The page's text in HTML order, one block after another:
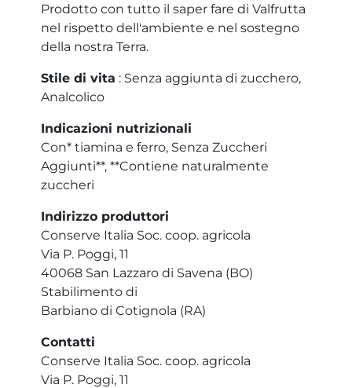
Prodotto con tutto il saper fare di Valfrutta
nel rispetto dell'ambiente e nel sostegno
della nostra Terra.
Stile di vita : Senza aggiunta di zucchero,
Analcolico
Indicazioni nutrizionali
Con* tiamina e ferro, Senza Zuccheri
Aggiunti**, **Contiene naturalmente
zuccheri
Indirizzo produttori
Conserve Italia Soc. coop. agricola
Via P. Poggi, 11
40068 San Lazzaro di Savena (BO)
Stabilimento di
Barbiano di Cotignola (RA)
Contatti
Conserve Italia Soc. coop. agricola
Via P. Poggi, 11